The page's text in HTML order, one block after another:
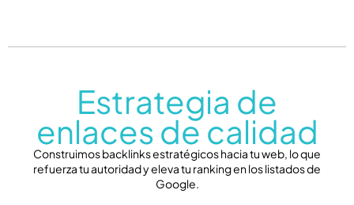
Estrategia de
enlaces de calidad
Construimos backlinks estratégicos hacia tu web, lo que
refuerza tu autoridad y eleva tu ranking en los listados de
Google.